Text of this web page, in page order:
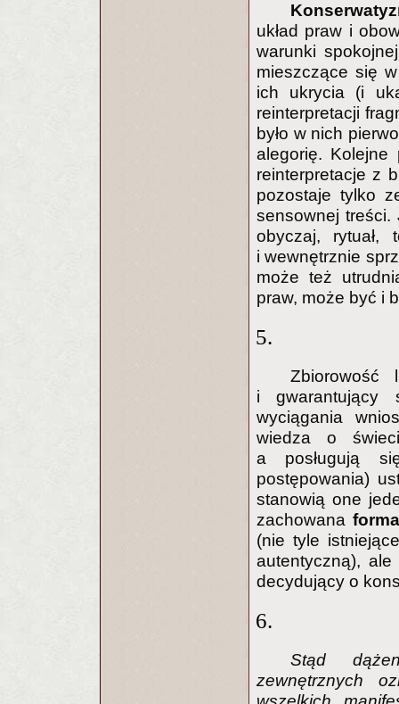
układ praw i
warunki
mieszczące się
ich ukrycia (i
reinterpretacji
było w nich
alegorię. Kolejne
reinterpretacje z
pozostaje tylko
sensownej
obyczaj,
i wewnętrznie
może też
praw, może być i
5.
Zbiorowość
i gwarantujący
wyciągania
wiedza o
a posługują
postępowania)
stanowią one
zachowana
(nie tyle
autentyczną),
decydujący o
6.
Stąd
zewnętrznych